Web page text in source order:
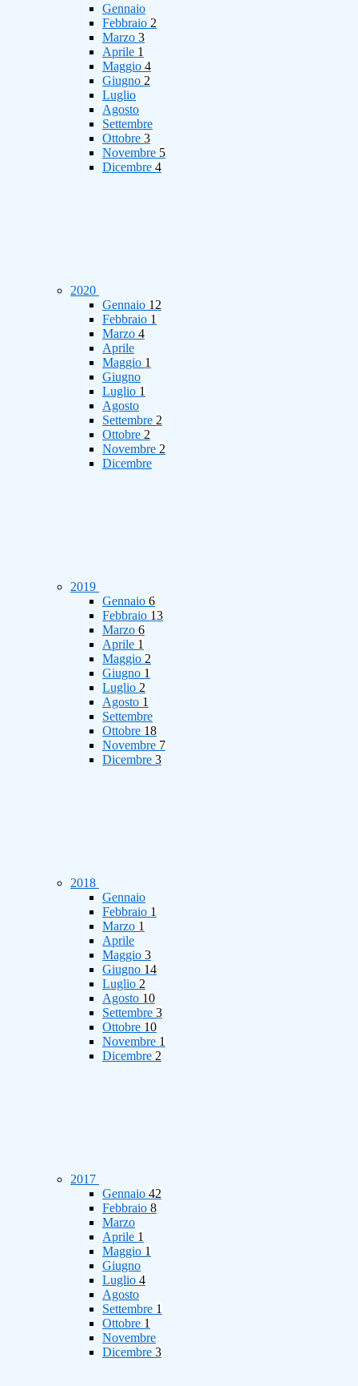
Gennaio
Febbraio 2
Marzo 3
Aprile 1
Maggio 4
Giugno 2
Luglio
Agosto
Settembre
Ottobre 3
Novembre 5
Dicembre 4
2020
Gennaio 12
Febbraio 1
Marzo 4
Aprile
Maggio 1
Giugno
Luglio 1
Agosto
Settembre 2
Ottobre 2
Novembre 2
Dicembre
2019
Gennaio 6
Febbraio 13
Marzo 6
Aprile 1
Maggio 2
Giugno 1
Luglio 2
Agosto 1
Settembre
Ottobre 18
Novembre 7
Dicembre 3
2018
Gennaio
Febbraio 1
Marzo 1
Aprile
Maggio 3
Giugno 14
Luglio 2
Agosto 10
Settembre 3
Ottobre 10
Novembre 1
Dicembre 2
2017
Gennaio 42
Febbraio 8
Marzo
Aprile 1
Maggio 1
Giugno
Luglio 4
Agosto
Settembre 1
Ottobre 1
Novembre
Dicembre 3